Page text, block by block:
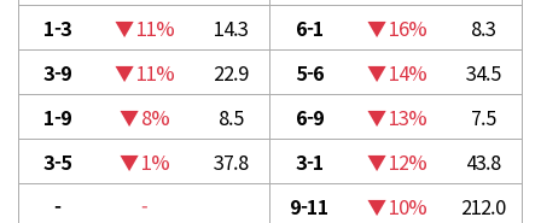
1-3
▼ 11% 14.3 6-1 ▼ 16%
8.3
3-9
▼ 11% 22.9 5-6 ▼ 14%
34.5
1-9
▼ 8% 8.5 6-9 ▼ 13%
7.5
3-5
▼ 1% 37.8 3-1 ▼ 12%
43.8
-
- 9-11 ▼ 10%
212.0